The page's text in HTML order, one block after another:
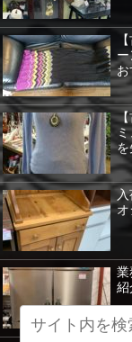
お
【
を
オ
業
紹